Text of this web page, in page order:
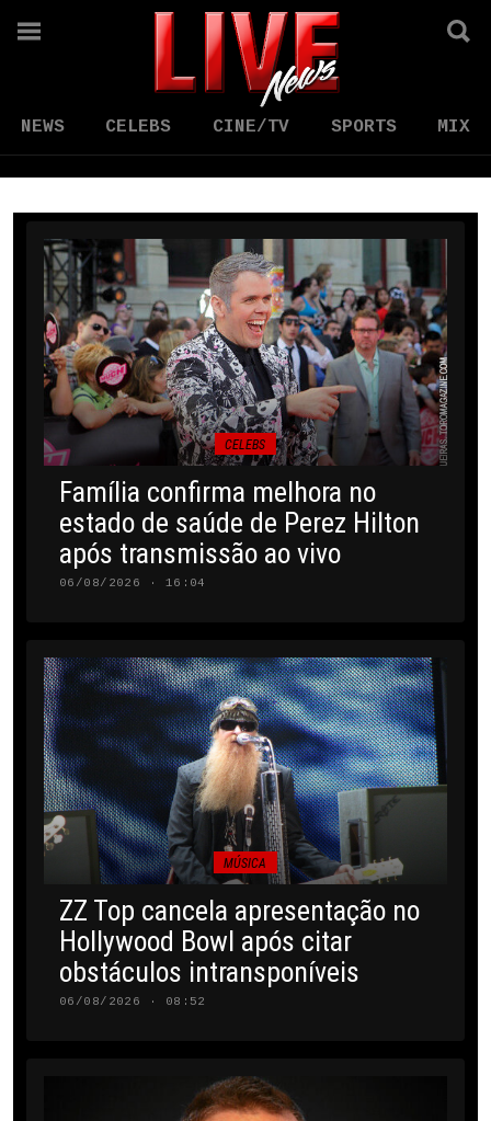
NEWS CELEBS CINE/TV SPORTS MIX
CELEBS
Família confirma melhora no
estado de saúde de Perez Hilton
após transmissão ao vivo
06/08/2026 · 16:04
MÚSICA
ZZ Top cancela apresentação no
Hollywood Bowl após citar
obstáculos intransponíveis
06/08/2026 · 08:52